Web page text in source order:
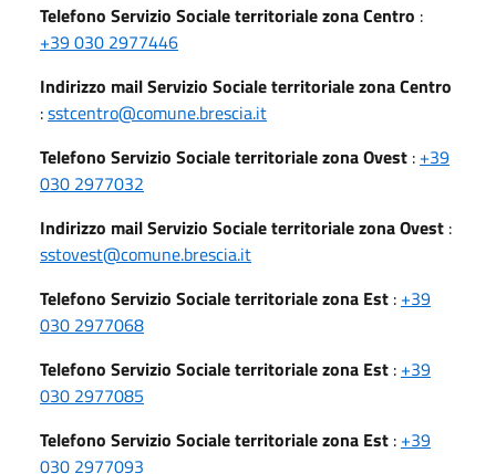
Telefono Servizio Sociale territoriale zona Centro :
+39 030 2977446
Indirizzo mail Servizio Sociale territoriale zona Centro
:sstcentro@comune.brescia.it
Telefono Servizio Sociale territoriale zona Ovest : +39
030 2977032
Indirizzo mail Servizio Sociale territoriale zona Ovest :
sstovest@comune.brescia.it
Telefono Servizio Sociale territoriale zona Est : +39
030 2977068
Telefono Servizio Sociale territoriale zona Est : +39
030 2977085
Telefono Servizio Sociale territoriale zona Est : +39
030 2977093